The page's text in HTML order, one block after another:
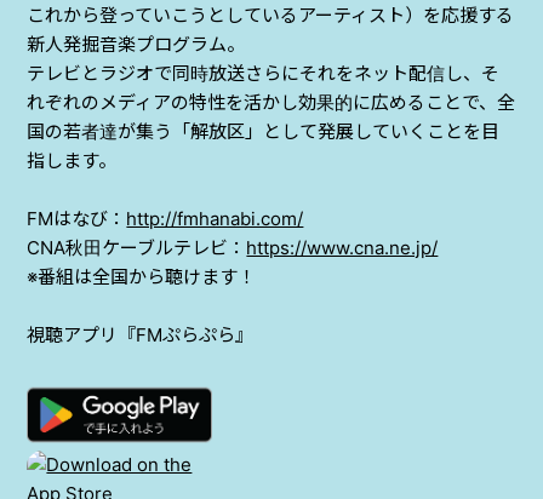
これから登っていこうとしているアーティスト）を応援する
新人発掘音楽プログラム。
テレビとラジオで同時放送さらにそれをネット配信し、そ
れぞれのメディアの特性を活かし効果的に広めることで、全
国の若者達が集う「解放区」として発展していくことを目
指します。
FMはなび： http://fmhanabi.com/
CNA秋田ケーブルテレビ： https://www.cna.ne.jp/
※番組は全国から聴けます！
視聴アプリ『FMぷらぷら』